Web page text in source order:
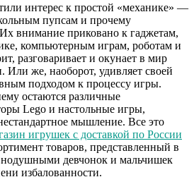
интерес к простой «механике» —
пупсам и прочему
внимание приковано к гаджетам,
компьютерным играм, роботам и
разговаривает и окунает в мир
Или же, наоборот, удивляет своей
подходом к процессу игры.
остаются различные
Lego и настольные игры,
мышление. Все это
игрушек с доставкой по России
товаров, представленный в
девчонок и мальчишек
избалованности.